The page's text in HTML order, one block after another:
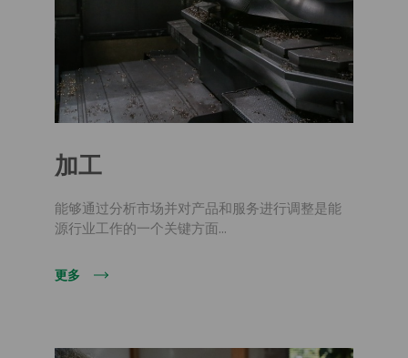
加工
能够通过分析市场并对产品和服务进行调整是能
源行业工作的一个关键方面...
更多